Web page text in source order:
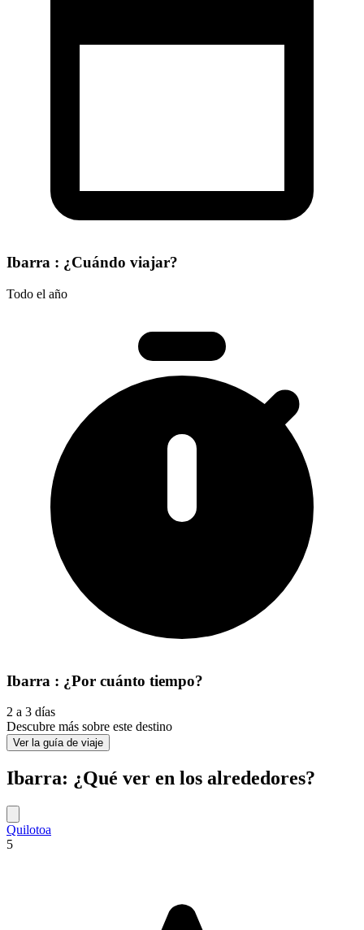
Ibarra : ¿Cuándo viajar?
Todo el año
Ibarra : ¿Por cuánto tiempo?
2 a 3 días
Descubre más sobre este destino
Ver la guía de viaje
Ibarra: ¿Qué ver en los alrededores?
Quilotoa
5